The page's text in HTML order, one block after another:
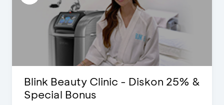
Blink Beauty Clinic - Diskon 25% &
Special Bonus